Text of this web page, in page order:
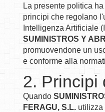
La presente politica
principi che regolano
Intelligenza Artificiale
SUMINISTROS Y
promuovendone un
e conforme alla
2. Principi
Quando
FERAGU, S.L. utilizza